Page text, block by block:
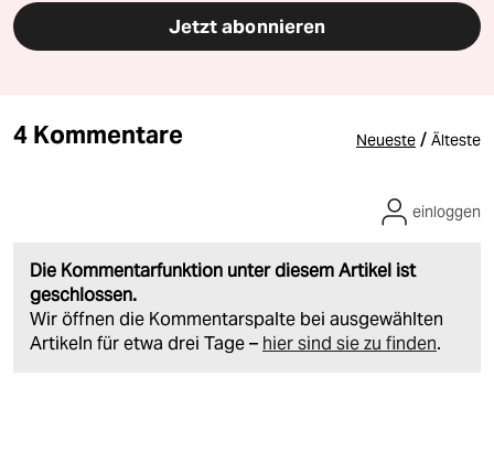
Jetzt abonnieren
4 Kommentare Neueste / Älteste
Die Kommentarfunktion unter diesem Artikel ist
geschlossen.
Wir öffnen die Kommentarspalte bei ausgewählten
Artikeln für etwa drei Tage – hier sind sie zu finden.
einloggen